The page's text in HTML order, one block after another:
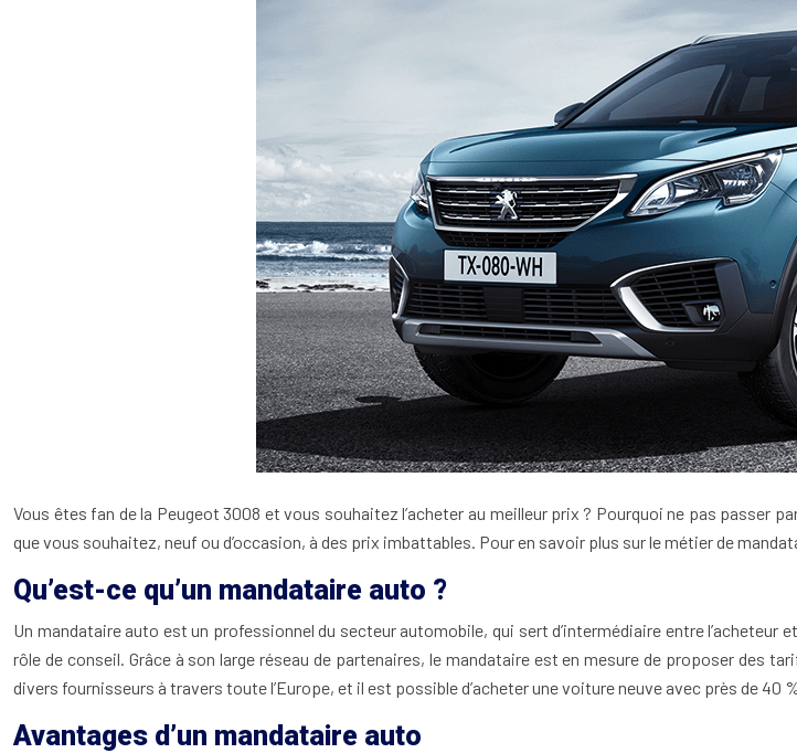
Vous êtes fan de la Peugeot 3008 et vous souhaitez l’acheter au meilleur prix ? Pourquoi ne pas passer
que vous souhaitez, neuf ou d’occasion, à des prix imbattables. Pour en savoir plus sur le métier de
Qu’est-ce qu’un mandataire auto ?
Un mandataire auto est un professionnel du secteur automobile, qui sert d’intermédiaire entre
rôle de conseil. Grâce à son large réseau de partenaires, le mandataire est en mesure de proposer des
divers fournisseurs à travers toute l’Europe, et il est possible d’acheter une voiture neuve avec près de 40
Avantages d’un mandataire auto